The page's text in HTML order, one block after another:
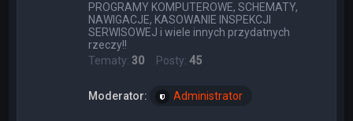
PROGRAMY KOMPUTEROWE, SCHEMATY,
NAWIGACJE, KASOWANIE INSPEKCJI
SERWISOWEJ i wiele innych przydatnych
rzeczy!!
Tematy:30 Posty:45
Moderator: Administrator